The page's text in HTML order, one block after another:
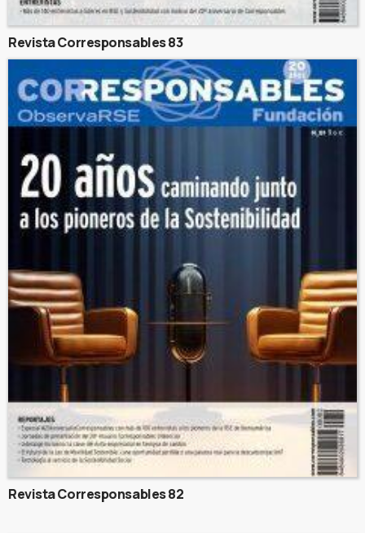
Revista Corresponsables 83
Revista Corresponsables 82